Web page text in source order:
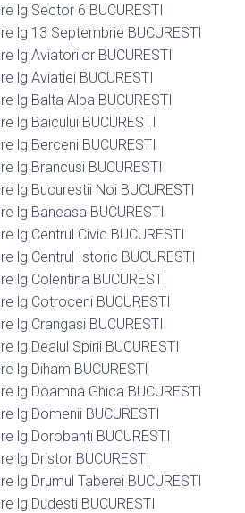
lg Sector 6 BUCURESTI
lg 13 Septembrie BUCURESTI
lg Aviatorilor BUCURESTI
lg Aviatiei BUCURESTI
lg Balta Alba BUCURESTI
lg Baicului BUCURESTI
lg Berceni BUCURESTI
lg Brancusi BUCURESTI
lg Bucurestii Noi BUCURESTI
lg Baneasa BUCURESTI
lg Centrul Civic BUCURESTI
lg Centrul Istoric BUCURESTI
lg Colentina BUCURESTI
lg Cotroceni BUCURESTI
lg Crangasi BUCURESTI
lg Dealul Spirii BUCURESTI
lg Diham BUCURESTI
lg Doamna Ghica BUCURESTI
lg Domenii BUCURESTI
lg Dorobanti BUCURESTI
lg Dristor BUCURESTI
lg Drumul Taberei BUCURESTI
lg Dudesti BUCURESTI